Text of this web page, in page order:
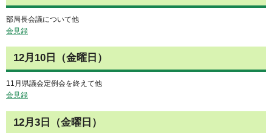
部局長会議について他
会見録
12月10日（金曜日）
11月県議会定例会を終えて他
会見録
12月3日（金曜日）